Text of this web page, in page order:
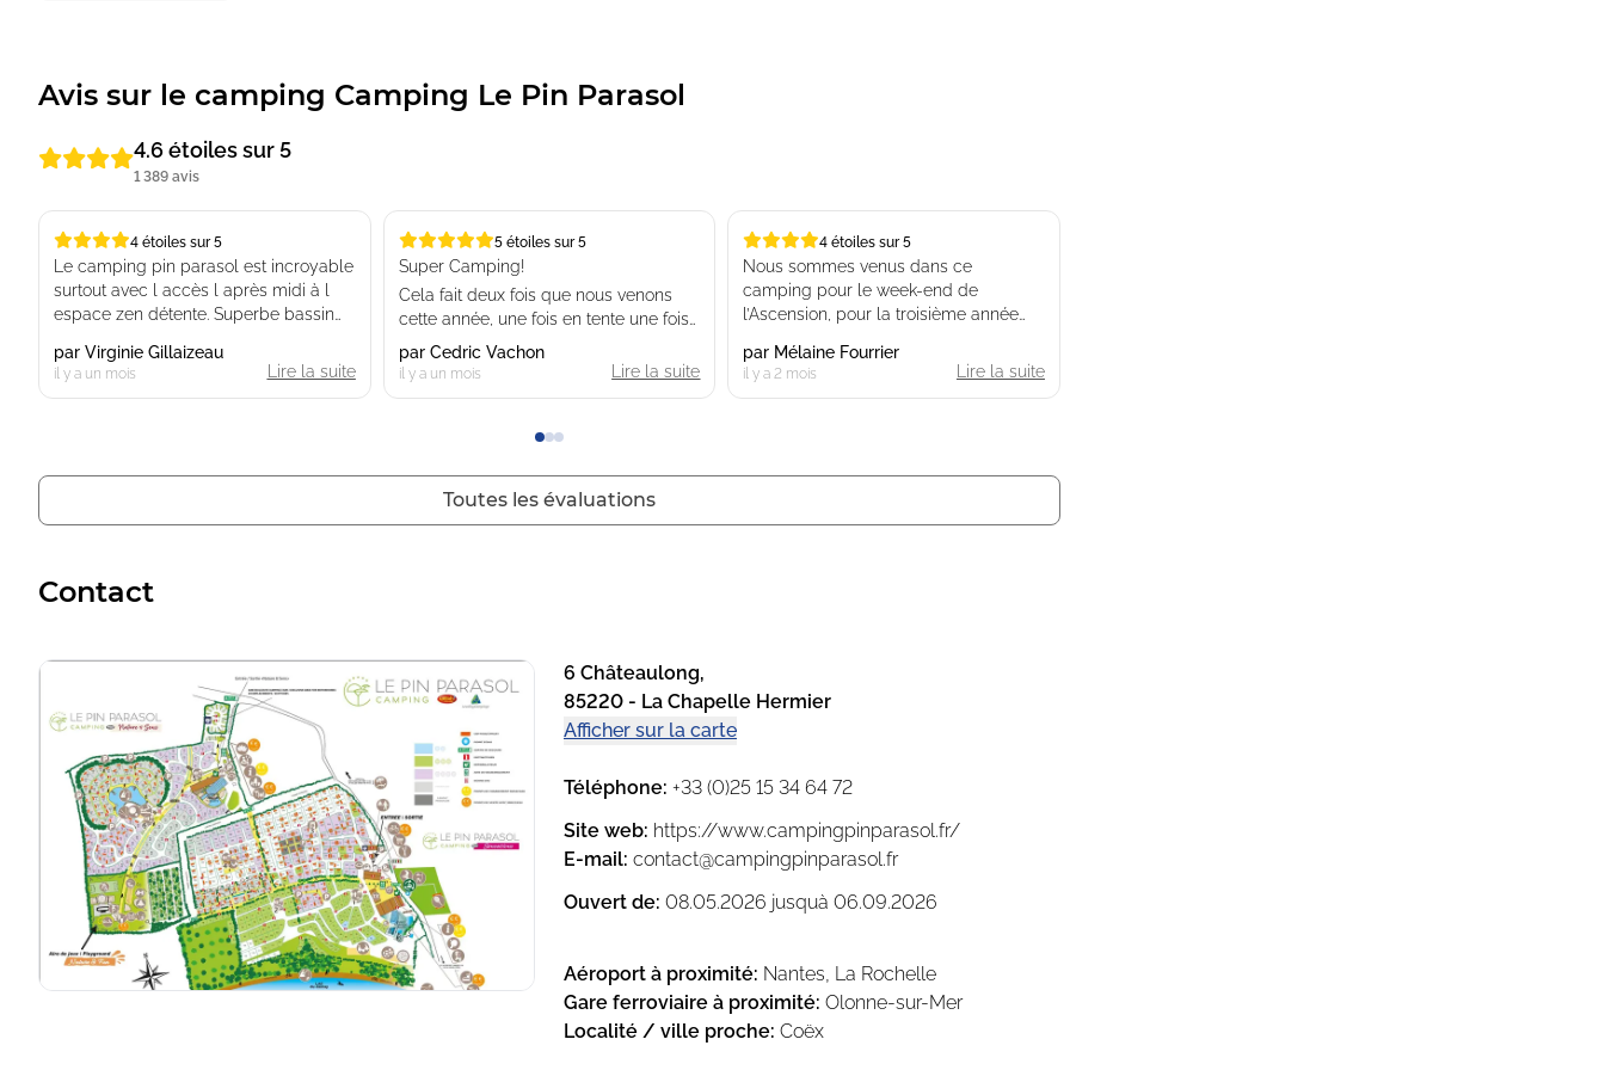
Avis sur le camping Camping Le Pin Parasol
4.6 étoiles sur 5
1 389 avis
4 étoiles sur 54 étoiles sur 5
Le camping pin parasol est incroyable
surtout avec l accès l après midi à l
espace zen détente. Superbe bassin
enfants alors qu il y a des piscines
prévus pour. Beau mobil-home
déçus. Clientèle principalement
petit soin.
par Virginie Gillaizeau
il y a un mois Lire la suite
5 étoiles sur 55 étoiles sur 5
Super Camping!
Cela fait deux fois que nous venons
cette année, une fois en tente une fois
en cottage. Ces deux expériences ont
été inoubliables !
Personnel au top, des animations hors
superbes, des emplacements
entretenus tout autant que le reste du
Nous avons suggéré à l’accueil
d’installer quelques tables de pique
Merci pour ce super séjour.
par Cedric Vachon
il y a un mois Lire la suite
4 étoiles sur 54 étoiles sur 5
Nous sommes venus dans ce
camping pour le week-end de
l’Ascension, pour la troisième année
avons toujours été totalement ravis des
services proposés ainsi que de
le cadre, les animations et l’ambiance
minimum des différentes
impacté notre expérience ce week-
end.
que nous apprécions beaucoup.
par Mélaine Fourrier
il y a 2 mois Lire la suite
Toutes les évaluations
Contact
6 Châteaulong,
85220- La Chapelle Hermier
Afficher sur la carte
Téléphone: +33 (0)25 15 34 64 72
Site web: https://www.campingpinparasol.fr/
E-mail: contact@campingpinparasol.fr
Ouvert de: 08.05.2026 jusquà 06.09.2026
Aéroport à proximité: Nantes, La Rochelle
Gare ferroviaire à proximité: Olonne-sur-Mer
Localité / ville proche: Coëx